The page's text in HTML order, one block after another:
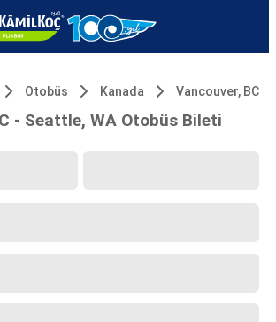
Otobüs Kanada Vancouver, BC
- Seattle, WA Otobüs Bileti